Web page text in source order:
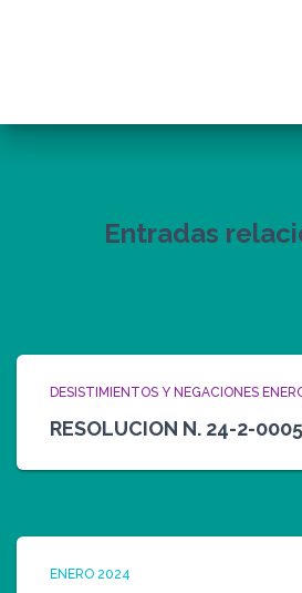
Entradas
DESISTIMIENTOS Y NEGACIONES
RESOLUCION N. 24-2-
ENERO 2024